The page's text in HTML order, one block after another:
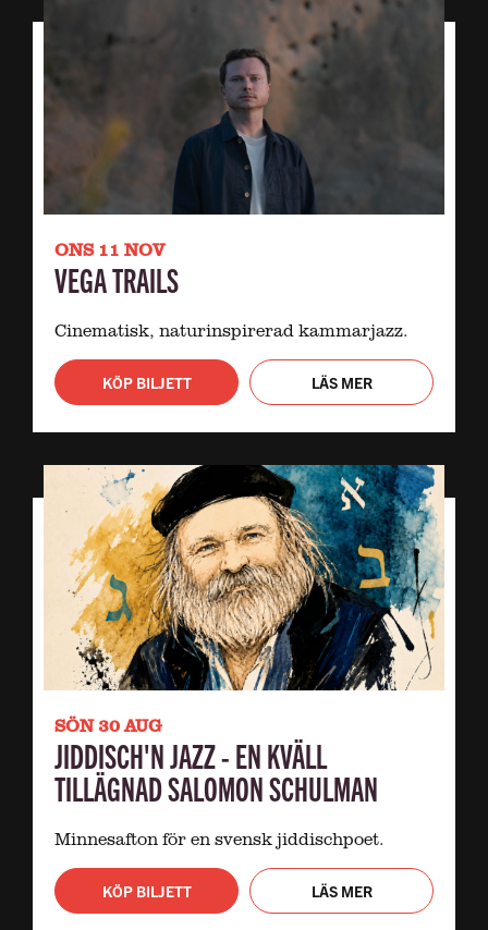
ONS 11 NOV
VEGA TRAILS
Cinematisk, naturinspirerad kammarjazz.
KÖP BILJETT LÄS MER
SÖN 30 AUG
JIDDISCH'N JAZZ - EN KVÄLL
TILLÄGNAD SALOMON SCHULMAN
Minnesafton för en svensk jiddischpoet.
KÖP BILJETT LÄS MER